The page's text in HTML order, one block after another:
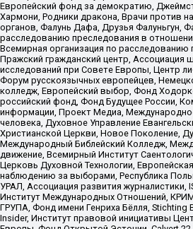
Европейский фонд за демократию,
Хармони, Родники дракона, Врачи против
органов, Фалунь Дафа, Друзья Фалуньгун,
расследованию преследования в
Всемирная организация по расследованию
Пражский гражданский центр, Ассоциация
исследований при Совете Европы, Центр
Форум русскоязычных европейцев,
колледж, Европейский выбор, Фонд
российский фонд, Фонд Будущее России,
информации, Проект Медиа,
человека, Духовное Управление
Христианской Церкви, Новое Поколение,
Международный Библейский Колледж,
движение, Всемирный Институт
Церковь Духовной Технологии,
наблюдению за выборами, Республика
УРАЛ, Ассоциация развития журналистики,
Институт Международных Отношений,
ГРУПА, Фонд имени Генриха Бёлля, Stichting
Insider, Институт правовой инициативы